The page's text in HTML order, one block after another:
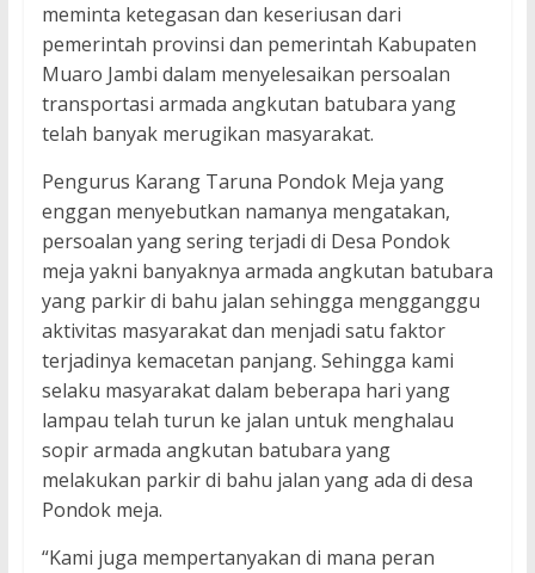
meminta ketegasan dan keseriusan dari
pemerintah provinsi dan pemerintah Kabupaten
Muaro Jambi dalam menyelesaikan persoalan
transportasi armada angkutan batubara yang
telah banyak merugikan masyarakat.
Pengurus Karang Taruna Pondok Meja yang
enggan menyebutkan namanya mengatakan,
persoalan yang sering terjadi di Desa Pondok
meja yakni banyaknya armada angkutan batubara
yang parkir di bahu jalan sehingga mengganggu
aktivitas masyarakat dan menjadi satu faktor
terjadinya kemacetan panjang. Sehingga kami
selaku masyarakat dalam beberapa hari yang
lampau telah turun ke jalan untuk menghalau
sopir armada angkutan batubara yang
melakukan parkir di bahu jalan yang ada di desa
Pondok meja.
“Kami juga mempertanyakan di mana peran